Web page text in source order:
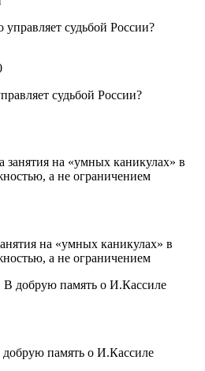
судьбой России?
на «умных каникулах» в
а не ограничением
память о И.Кассиле